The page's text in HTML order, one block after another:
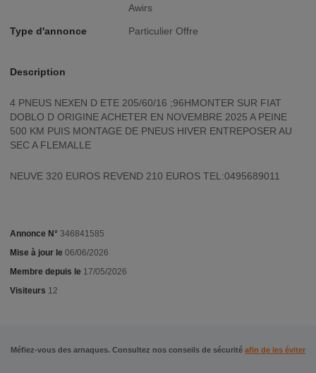
Awirs
Type d'annonce Particulier Offre
Description
4 PNEUS NEXEN D ETE 205/60/16 ;96HMONTER SUR FIAT
DOBLO D ORIGINE ACHETER EN NOVEMBRE 2025 A PEINE
500 KM PUIS MONTAGE DE PNEUS HIVER ENTREPOSER AU
SEC A FLEMALLE
NEUVE 320 EUROS REVEND 210 EUROS TEL:0495689011
Annonce N° 346841585
Mise à jour le 06/06/2026
Membre depuis le 17/05/2026
Visiteurs 12
Méfiez-vous des arnaques. Consultez nos conseils de sécurité afin de les éviter